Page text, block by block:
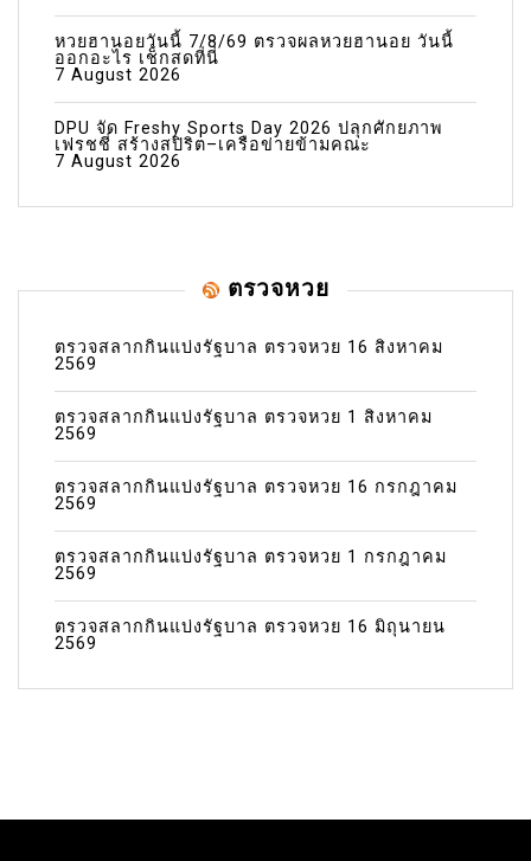
หวยฮานอยวันนี้ 7/8/69 ตรวจผลหวยฮานอย วันนี้
ออกอะไร เช็กสดที่นี่
7 August 2026
DPU จัด Freshy Sports Day 2026 ปลุกศักยภาพ
เฟรชชี่ สร้างสปิริต–เครือข่ายข้ามคณะ
7 August 2026
ตรวจหวย
ตรวจสลากกินแบ่งรัฐบาล ตรวจหวย 16 สิงหาคม
2569
ตรวจสลากกินแบ่งรัฐบาล ตรวจหวย 1 สิงหาคม
2569
ตรวจสลากกินแบ่งรัฐบาล ตรวจหวย 16 กรกฎาคม
2569
ตรวจสลากกินแบ่งรัฐบาล ตรวจหวย 1 กรกฎาคม
2569
ตรวจสลากกินแบ่งรัฐบาล ตรวจหวย 16 มิถุนายน
2569